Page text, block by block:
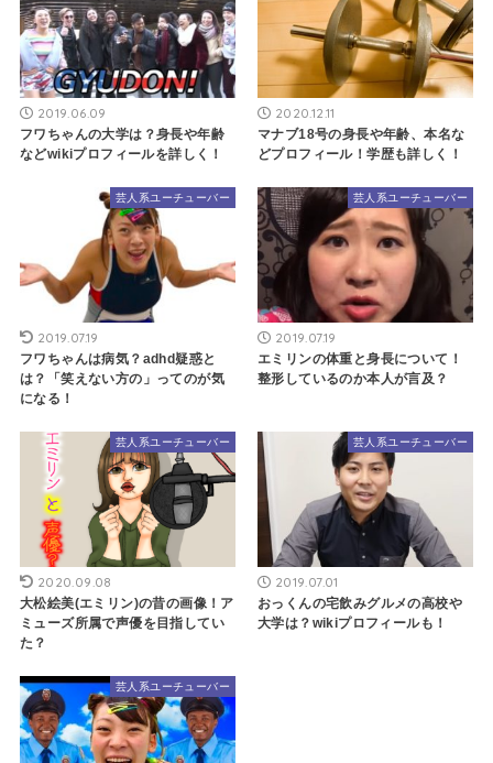
2019.06.09
フワちゃんの大学は？身長や年齢
などwikiプロフィールを詳しく！
2020.12.11
マナブ18号の身長や年齢、本名な
どプロフィール！学歴も詳しく！
芸人系ユーチューバー
2019.07.19
フワちゃんは病気？adhd疑惑と
は？「笑えない方の」ってのが気
になる！
芸人系ユーチューバー
2019.07.19
エミリンの体重と身長について！
整形しているのか本人が言及？
芸人系ユーチューバー
2020.09.08
大松絵美(エミリン)の昔の画像！ア
ミューズ所属で声優を目指してい
た？
芸人系ユーチューバー
2019.07.01
おっくんの宅飲みグルメの高校や
大学は？wikiプロフィールも！
芸人系ユーチューバー